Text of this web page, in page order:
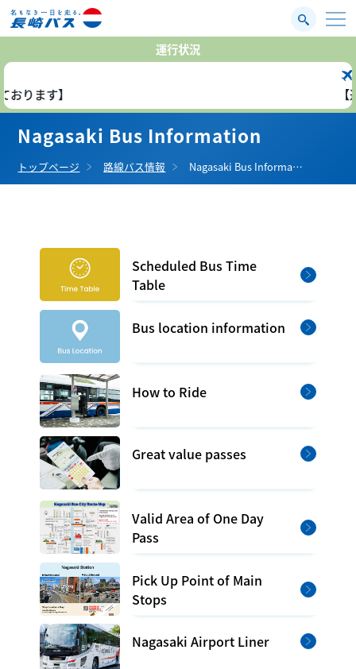
運行状況
空港線エア
【通常運行して
Nagasaki Bus Information
トップページ 路線バス情報 Nagasaki Bus Informa…
Scheduled Bus Time
Table
Bus location information
How to Ride
Great value passes
Valid Area of One Day
Pass
Pick Up Point of Main
Stops
Nagasaki Airport Liner